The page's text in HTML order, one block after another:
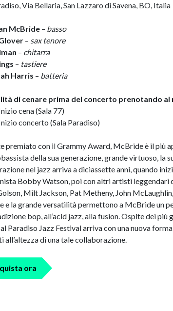
Via Bellaria, San Lazzaro di Savena, BO, Italia
McBride – basso
– sax tenore
– chitarra
– tastiere
Harris – batteria
di cenare prima del concerto prenotando al
cena (Sala 77)
concerto (Sala Paradiso)
premiato con il Grammy Award, McBride è il più
della sua generazione, grande virtuoso, la
nel jazz arriva a diciassette anni, quando
Bobby Watson, poi con altri artisti leggendari
Milt Jackson, Pat Metheny, John
e la grande versatilità permettono a McBride un
bop, all’acid jazz, alla fusion. Ospite dei più
Paradiso Jazz Festival arriva con una nuova
all’altezza di una tale collaborazione.
ora